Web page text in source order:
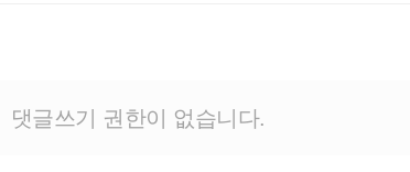
댓글쓰기 권한이 없습니다.